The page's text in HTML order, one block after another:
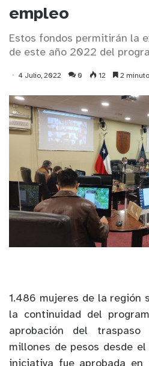
empleo
Estos fondos permitirán la
de este año 2022 del
4 Julio, 2022 0 12 2
1.486 mujeres de la región
la continuidad del
aprobación del
millones de pesos desde